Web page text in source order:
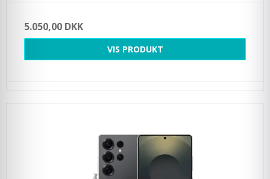
5.050,00 DKK
VIS PRODUKT